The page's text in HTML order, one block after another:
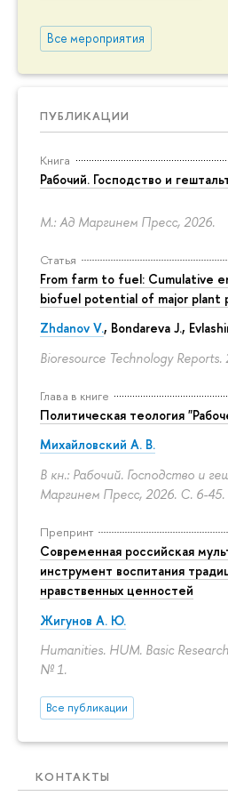
Все мероприятия
ПУБЛИКАЦИИ
Книга
Рабочий. Господство и
М.: Ад Маргинем Пресс, 2026.
Статья
From farm to fuel: Cumulative
biofuel potential of major plant
Zhdanov V., Bondareva J.,
Bioresource Technology Reports.
Глава в книге
Политическая теология
Михайловский А. В.
В кн.: Рабочий. Господство и
Маргинем Пресс, 2026. С. 6-45.
Препринт
Современная российская
инструмент воспитания
нравственных ценностей
Жигунов А. Ю.
Humanities. HUM. Basic
№ 1.
Все публикации
КОНТАКТЫ